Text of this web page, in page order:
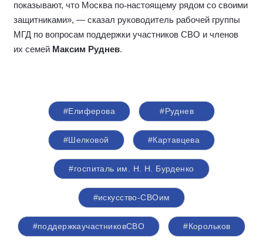
показывают, что Москва по‑настоящему рядом со своими
защитниками», — сказал руководитель рабочей группы
МГД по вопросам поддержки участников СВО и членов
их семей Максим Руднев.
#Елиферова #Руднев
#Шелковой #Картавцева
#госпиталь им. Н. Н. Бурденко
#искусство-СВОим
#поддержкаучастниковСВО #Корольков